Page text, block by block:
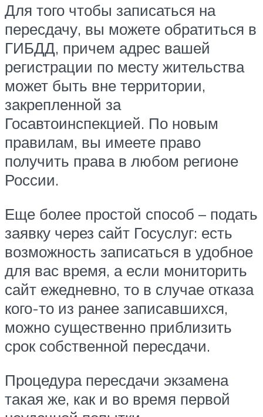
Для того чтобы записаться на
пересдачу, вы можете обратиться в
ГИБДД, причем адрес вашей
регистрации по месту жительства
может быть вне территории,
закрепленной за
Госавтоинспекцией. По новым
правилам, вы имеете право
получить права в любом регионе
России.
Еще более простой способ – подать
заявку через сайт Госуслуг: есть
возможность записаться в удобное
для вас время, а если мониторить
сайт ежедневно, то в случае отказа
кого-то из ранее записавшихся,
можно существенно приблизить
срок собственной пересдачи.
Процедура пересдачи экзамена
такая же, как и во время первой